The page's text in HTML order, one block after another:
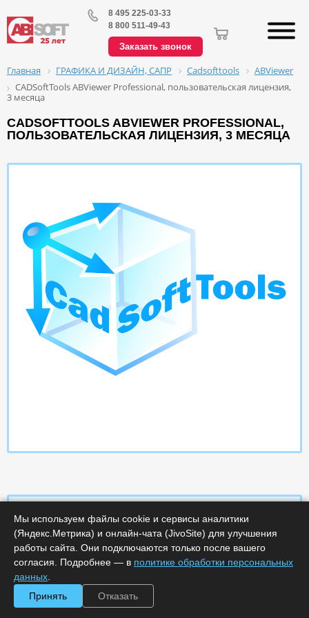
8 495 225-03-33
8 800 511-49-43
Заказать звонок
Главная ГРАФИКА И ДИЗАЙН, САПР Cadsofttools
ABViewer
CADSoftTools ABViewer Professional, пользовательская лицензия,
3 месяца
CADSOFTTOOLS ABVIEWER PROFESSIONAL,
ПОЛЬЗОВАТЕЛЬСКАЯ ЛИЦЕНЗИЯ, 3 МЕСЯЦА
Характеристики
Минимальное количество лицензий :
0000-369949
Мы используем файлы cookie и сервисы аналитики
(Яндекс.Метрика) и онлайн-чата (JivoSite) для улучшения
работы сайта. Они подключаются только после вашего
согласия. Подробнее — в политике обработки персональных
данных
Принять
Отказать